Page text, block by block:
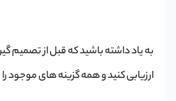
به یاد داشته باشید که قبل از تصمیم
ارزیابی کنید و همه گزینه های موجود